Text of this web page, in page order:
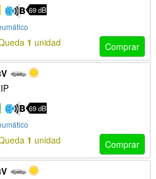
69 dB
Comprar
1 unidad
69 dB
Comprar
1 unidad